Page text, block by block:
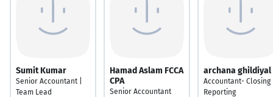
Sumit Kumar
Senior Accountant |
Team Lead
Hamad Aslam FCCA
CPA
Senior Accountant
archana ghildiyal
Accountant- Closing
Reporting